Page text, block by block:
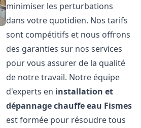
minimiser les perturbations
dans votre quotidien. Nos tarifs
sont compétitifs et nous offrons
des garanties sur nos services
pour vous assurer de la qualité
de notre travail. Notre équipe
d'experts en installation et
dépannage chauffe eau Fismes
est formée pour résoudre tous